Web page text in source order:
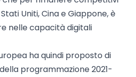
Uniti, Cina e Giappone, è
nelle capacità digitali
ha quindi proposto di
programmazione 2021-